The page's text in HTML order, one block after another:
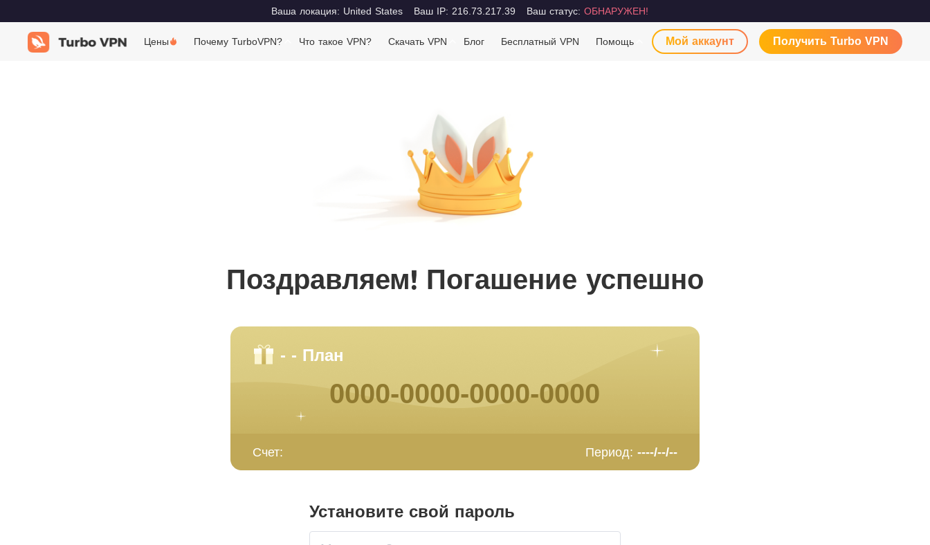
Ваша локация: United States Ваш IP: 216.73.217.39 Ваш статус: ОБНАРУЖЕН!
Цены Почему TurboVPN? Что такое VPN? Скачать VPN Блог Бесплатный VPN Помощь Получить Turbo VPN
Мой аккаунт
Поздравляем! Погашение успешно
- - План
0000-0000-0000-0000
Счет: Период: ----/--/--
Установите свой пароль